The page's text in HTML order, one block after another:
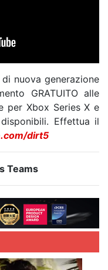
nuova generazione
GRATUITO alle
per Xbox Series X e
Effettua il
dirt5
Teams